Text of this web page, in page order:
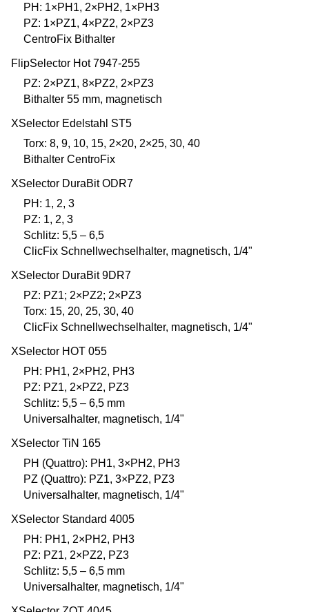
PH: 1×PH1, 2×PH2, 1×PH3
PZ: 1×PZ1, 4×PZ2, 2×PZ3
CentroFix Bithalter
FlipSelector Hot 7947-255
PZ: 2×PZ1, 8×PZ2, 2×PZ3
Bithalter 55 mm, magnetisch
XSelector Edelstahl ST5
Torx: 8, 9, 10, 15, 2×20, 2×25, 30, 40
Bithalter CentroFix
XSelector DuraBit ODR7
PH: 1, 2, 3
PZ: 1, 2, 3
Schlitz: 5,5 – 6,5
ClicFix Schnellwechselhalter, magnetisch, 1/4"
XSelector DuraBit 9DR7
PZ: PZ1; 2×PZ2; 2×PZ3
Torx: 15, 20, 25, 30, 40
ClicFix Schnellwechselhalter, magnetisch, 1/4"
XSelector HOT 055
PH: PH1, 2×PH2, PH3
PZ: PZ1, 2×PZ2, PZ3
Schlitz: 5,5 – 6,5 mm
Universalhalter, magnetisch, 1/4"
XSelector TiN 165
PH (Quattro): PH1, 3×PH2, PH3
PZ (Quattro): PZ1, 3×PZ2, PZ3
Universalhalter, magnetisch, 1/4"
XSelector Standard 4005
PH: PH1, 2×PH2, PH3
PZ: PZ1, 2×PZ2, PZ3
Schlitz: 5,5 – 6,5 mm
Universalhalter, magnetisch, 1/4"